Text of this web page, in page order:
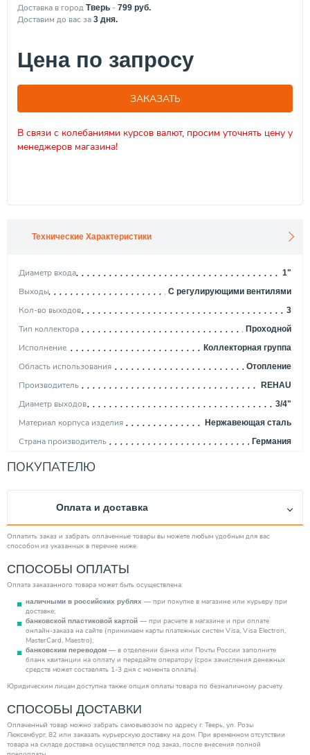
Доставка в город Тверь - 799 руб.
Доставим до вас за 3 дня.
Цена по запросу
ЗАКАЗАТЬ
В связи с колебаниями курсов валют, просим уточнять цену у
менеджеров магазина!
Технические Характеристики
Диаметр входа 1"
Выходы С регулирующими вентилями
Кол-во выходов 3
Тип коллектора Проходной
Исполнение Коллекторная группа
Область использования Отопление
Производитель REHAU
Диаметр выходов 3/4"
Материал корпуса изделия Нержавеющая сталь
Страна производитель Германия
Категория
ПОКУПАТЕЛЮ
Оплата и доставка
Оплатить заказ и забрать оплаченные товары вы можете любым удобным для вас
способом из указанных в перечне ниже.
СПОСОБЫ ОПЛАТЫ
Оплата заказанного товара может быть осуществлена:
наличными в российских рублях — при покупке в магазине или курьеру при
доставке;
банковской пластиковой картой — при расчете в магазине и при оплате
онлайн-заказа на сайте (принимаем карты платежных систем Visa, Visa Electron,
MasterCard, Maestro);
банковским переводом — в отделении банка или Почты России заполните
бланк квитанции на оплату и передайте оператору (срок зачисления денежных
средств может составлять 1-3 дня с момента оплаты).
Юридическим лицам доступна также опция оплаты товара по безналичному расчету.
СПОСОБЫ ДОСТАВКИ
Оплаченный товар можно забрать самовывозом по адресу г. Тверь, ул. Розы
Люксембург, 82 или заказать курьерскую доставку на дом. При временном отсутствии
товара на складе доставка осуществляется под заказ, после внесения полной